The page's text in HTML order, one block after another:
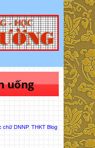
uống
chữ DNNP, THKT Blog